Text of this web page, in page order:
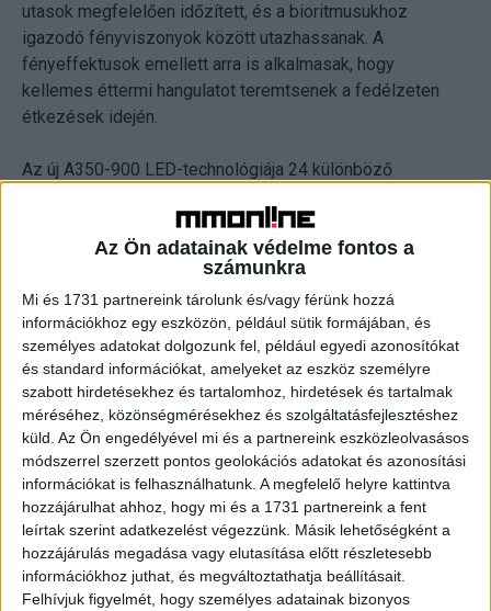
Az Ön adatainak védelme fontos a
számunkra
Mi és 1731 partnereink tárolunk és/vagy férünk hozzá
információkhoz egy eszközön, például sütik formájában, és
személyes adatokat dolgozunk fel, például egyedi azonosítókat
és standard információkat, amelyeket az eszköz személyre
szabott hirdetésekhez és tartalomhoz, hirdetések és tartalmak
méréséhez, közönségmérésekhez és szolgáltatásfejlesztéshez
küld. Az Ön engedélyével mi és a partnereink eszközleolvasásos
módszerrel szerzett pontos geolokációs adatokat és azonosítási
információkat is felhasználhatunk. A megfelelő helyre kattintva
hozzájárulhat ahhoz, hogy mi és a 1731 partnereink a fent
leírtak szerint adatkezelést végezzünk. Másik lehetőségként a
hozzájárulás megadása vagy elutasítása előtt részletesebb
információkhoz juthat, és megváltoztathatja beállításait.
Felhívjuk figyelmét, hogy személyes adatainak bizonyos
utasok megfelelően időzített, és a bioritmusukhoz
igazodó fényviszonyok között utazhassanak. A
fényeffektusok emellett arra is alkalmasak, hogy
kellemes éttermi hangulatot teremtsenek a fedélzeten
étkezések idején.
Az új A350-900 LED-technológiája 24 különböző
flottát követően a Lufthansa Boeing 747-800-as gépeit is
felszereli majd az új világítástechnikai rendszerrel.
A Lufthansa február 10-étől veszi használatba első Airbus
A350-es utasszállítóját, az első tíz Airbus A350-900-as
Münchenben fog állomásozni. A légitársaság eleinte a
Delhibe és Bostonba repülő járatokon fogja használni az új
gépeket, amelyek fedélzetén 293 fő utazhat – 48 az
üzleti, 21 a prémium turista és 224 a turista osztályon. Az
A350-900 a világ legfejlettebb és legkörnyezetbarátabb
nagy távolságú repülőgépe. 25 százalékkal kevesebb
kerozint használ, 25 százalékkal kevesebb káros anyagot
bocsát ki és jóval csendesebben száll fel más hasonló
repülőgépeknél.